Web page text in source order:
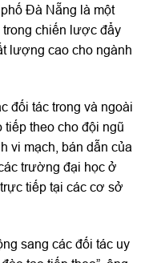
Đà Nẵng là một
chiến lược đẩy
lượng cao cho ngành
đối tác trong và ngoài
theo cho đội ngũ
vi mạch, bán dẫn của
trường đại học ở
tiếp tại các cơ sở
sang các đối tác uy